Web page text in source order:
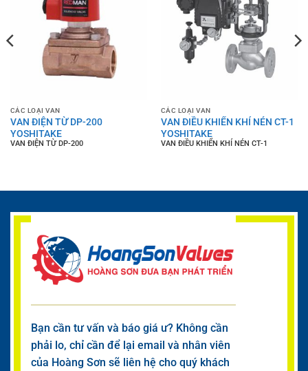
CÁC LOẠI VAN
VAN ĐIỆN TỪ DP-200
YOSHITAKE
VAN ĐIỆN TỪ DP-200
CÁC LOẠI VAN
VAN ĐIỀU KHIỂN KHÍ NÉN CT-1
YOSHITAKE
VAN ĐIỀU KHIỂN KHÍ NÉN CT-1
Bạn cần tư vấn và báo giá ư? Không cần
phải lo, chỉ cần để lại email và nhân viên
của Hoàng Sơn sẽ liên hệ cho quý khách